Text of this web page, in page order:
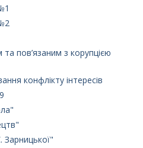
та пов’язаним з корупцією
конфлікту інтересів
Зарницької"